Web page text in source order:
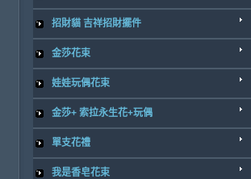
招財貓 吉祥招財擺件
金莎花束
娃娃玩偶花束
金莎+ 索拉永生花+玩偶
單支花禮
我是香皂花束